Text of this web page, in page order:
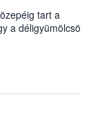
tart a
a déligyümölcsök
kielégítő, Dr.
hogy a
során
mennyiségben